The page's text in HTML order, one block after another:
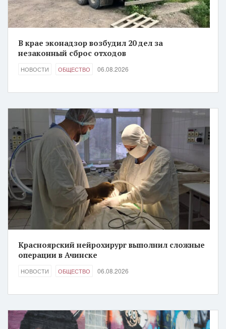
В крае эконадзор возбудил 20 дел за
незаконный сброс отходов
НОВОСТИ ОБЩЕСТВО 06.08.2026
Красноярский нейрохирург выполнил сложные
операции в Ачинске
НОВОСТИ ОБЩЕСТВО 06.08.2026